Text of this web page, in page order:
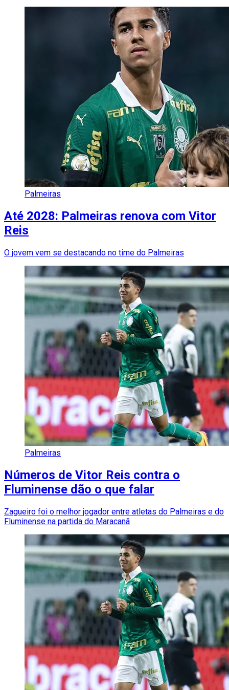
Palmeiras
Até 2028: Palmeiras renova com Vitor
Reis
O jovem vem se destacando no time do Palmeiras
Palmeiras
Números de Vitor Reis contra o
Fluminense dão o que falar
Zagueiro foi o melhor jogador entre atletas do Palmeiras e do
Fluminense na partida do Maracanã